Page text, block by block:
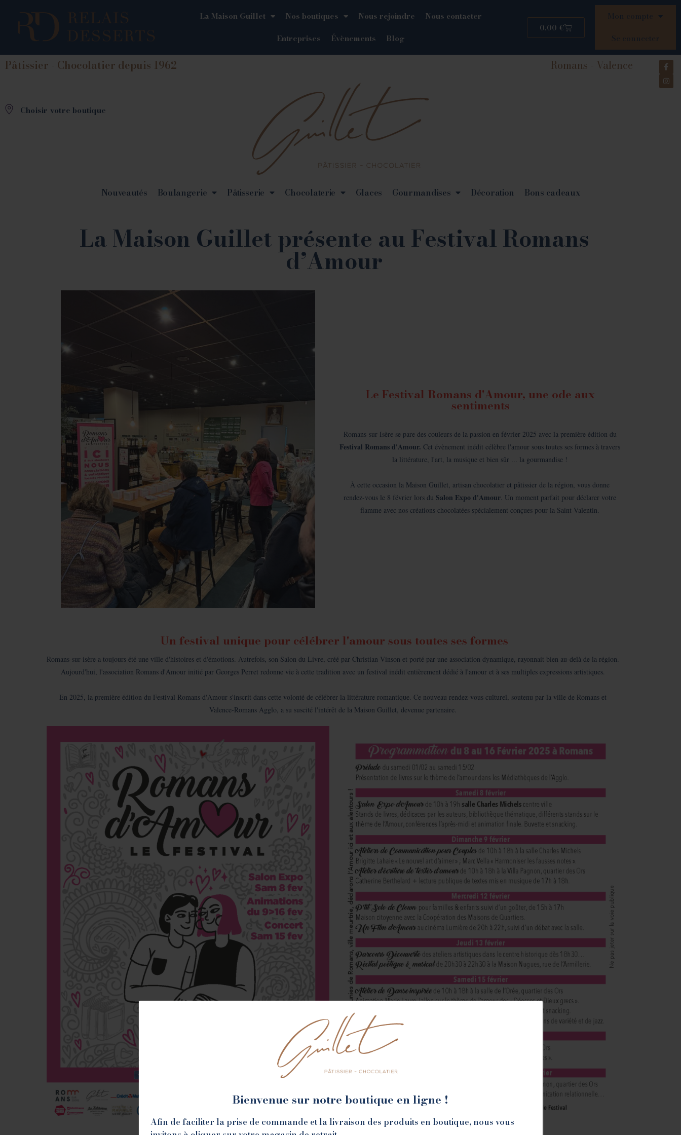
Bienvenue sur notre boutique en ligne !
Afin de faciliter la prise de commande et la livraison des produits en boutique, nous vous
La Maison Guillet Nos boutiques Nous rejoindre
Nous contacter
Entreprises
Évènements Blog
0.00 €
Mon compte
Se connecter
Pâtissier - Chocolatier depuis 1962 Romans - Valence
Choisir votre boutique
Nouveautés Boulangerie Pâtisserie Chocolaterie Glaces Gourmandises Décoration Bons cadeaux
La Maison Guillet présente au Festival Romans
d’Amour
Le Festival Romans d'Amour, une ode aux
sentiments
Romans-sur-Isère se pare des couleurs de la passion en février 2025 avec la première édition du
Festival Romans d'Amour. Cet évènement inédit célèbre l'amour sous toutes ses formes à travers
la littérature, l'art, la musique et bien sûr ... la gourmandise !
À cette occasion la Maison Guillet, artisan chocolatier et pâtissier de la région, vous donne
rendez-vous le 8 février lors duSalon Expo d'Amour. Un moment parfait pour déclarer votre
flamme avec nos créations chocolatées spécialement conçues pour la Saint-Valentin.
Un festival unique pour célébrer l'amour sous toutes ses formes
Romans-sur-isère a toujours été une ville d'histoires et d'émotions. Autrefois, son Salon du Livre, créé par Christian Vinson et porté par une association dynamique, rayonnait bien au-delà de la région.
Aujourd'hui, l'association Romans d'Amour initié par Georges Perret redonne vie à cette tradition avec un festival inédit entièrement dédié à l'amour et à ses multiples expressions artistiques.
En 2025, la première édition du Festival Romans d'Amour s'inscrit dans cette volonté de célébrer la littérature romantique. Ce nouveau rendez-vous culturel, soutenu par la ville de Romans et
Valence-Romans Agglo, a su suscité l'intérêt de la Maison Guillet, devenue partenaire.